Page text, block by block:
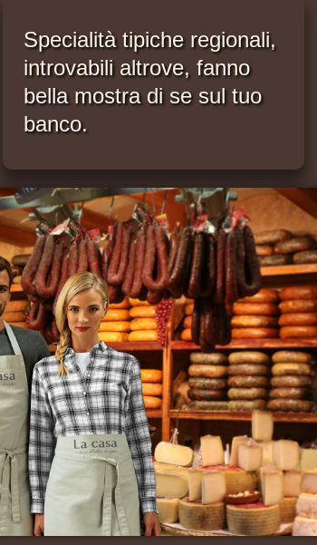
Specialità tipiche regionali,
introvabili altrove, fanno
bella mostra di se sul tuo
banco.